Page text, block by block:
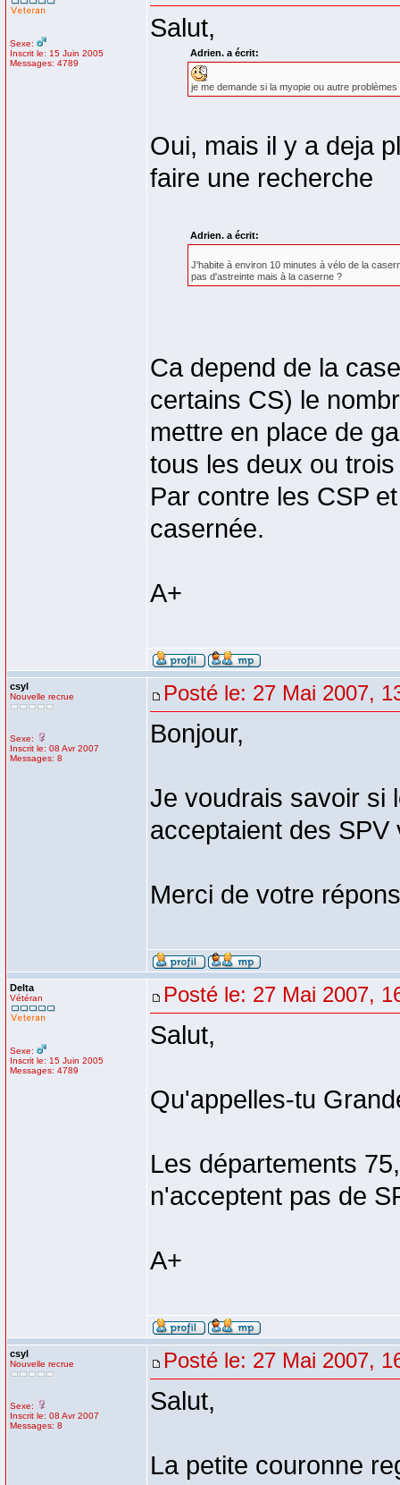
Sexe:
Inscrit le: 15 Juin 2005
Messages: 4789
Salut,
Adrien. a écrit:
je me demande si la myopie ou autre
Oui, mais il y a deja
faire une recherche
Adrien. a écrit:
J'habite à environ 10 minutes à vélo de la
pas d'astreinte mais à la caserne ?
Ca depend de la
certains CS) le
mettre en place de
tous les deux ou
Par contre les CSP
casernée.
A+
csyl
Nouvelle recrue
Sexe:
Inscrit le: 08 Avr 2007
Messages: 8
Posté le: 27 Mai 2007,
Bonjour,
Je voudrais savoir si
acceptaient des
Merci de votre
Delta
Vétéran
Sexe:
Inscrit le: 15 Juin 2005
Messages: 4789
Posté le: 27 Mai 2007,
Salut,
Qu'appelles-tu
Les départements
n'acceptent pas de
A+
csyl
Nouvelle recrue
Sexe:
Inscrit le: 08 Avr 2007
Messages: 8
Posté le: 27 Mai 2007,
Salut,
La petite couronne